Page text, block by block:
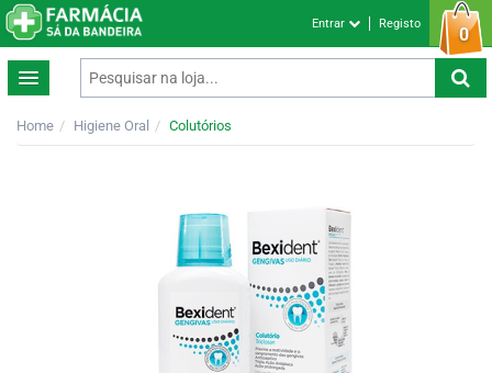
0
Entrar Registo
Home Higiene Oral Colutórios